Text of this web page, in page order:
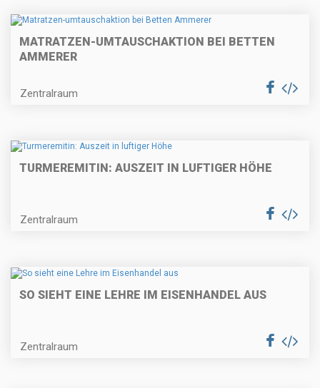
MATRATZEN-UMTAUSCHAKTION BEI BETTEN
AMMERER
Zentralraum
TURMEREMITIN: AUSZEIT IN LUFTIGER HÖHE
Zentralraum
SO SIEHT EINE LEHRE IM EISENHANDEL AUS
Zentralraum